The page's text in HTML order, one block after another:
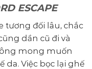
ESCAPE
tương đối lâu, chắc
dần cũ đi và
mong muốn
Việc bọc lại ghế